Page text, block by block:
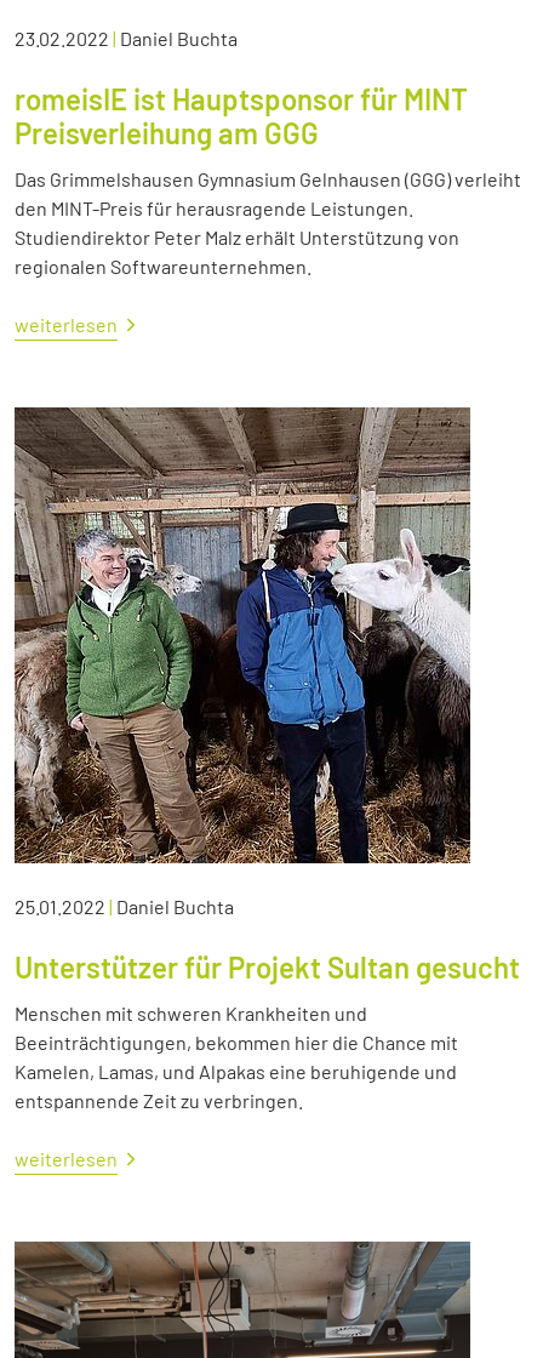
23.02.2022 | Daniel Buchta
romeisIE ist Hauptsponsor für MINT
Preisverleihung am GGG
Das Grimmelshausen Gymnasium Gelnhausen (GGG) verleiht
den MINT-Preis für herausragende Leistungen.
Studiendirektor Peter Malz erhält Unterstützung von
regionalen Softwareunternehmen.
weiterlesen
25.01.2022 | Daniel Buchta
Unterstützer für Projekt Sultan gesucht
Menschen mit schweren Krankheiten und
Beeinträchtigungen, bekommen hier die Chance mit
Kamelen, Lamas, und Alpakas eine beruhigende und
entspannende Zeit zu verbringen.
weiterlesen